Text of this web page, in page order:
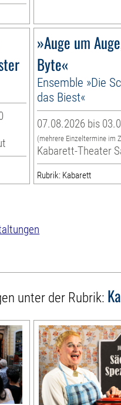
»Auge um
Byte«
Ensemble »Die
das Biest«
07.08.2026 bis
(mehrere Einzeltermine im
Kabarett-Theater
Rubrik: Kabarett
unter der Rubrik: